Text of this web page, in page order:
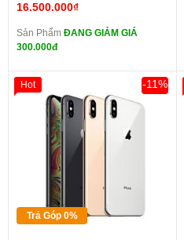
16.500.000₫
Sản Phẩm ĐANG GIẢM GIÁ
300.000đ
Trả Góp 0%
-11%
Hot